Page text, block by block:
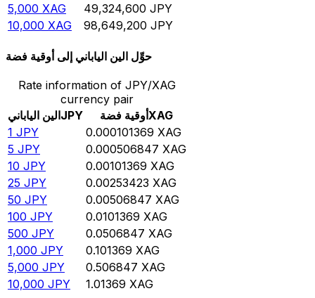
5,000 XAG 49,324,600 JPY
10,000 XAG 98,649,200 JPY
حوِّل الين الياباني إلى أوقية فضة
Rate information of JPY/XAG
currency pair
الين اليابانيJPY أوقية فضةXAG
1 JPY 0.000101369 XAG
5 JPY 0.000506847 XAG
10 JPY 0.00101369 XAG
25 JPY 0.00253423 XAG
50 JPY 0.00506847 XAG
100 JPY 0.0101369 XAG
500 JPY 0.0506847 XAG
1,000 JPY 0.101369 XAG
5,000 JPY 0.506847 XAG
10,000 JPY 1.01369 XAG